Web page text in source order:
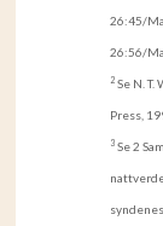
26:45/
26:56/
2 Se N.
Press,
3 Se 2